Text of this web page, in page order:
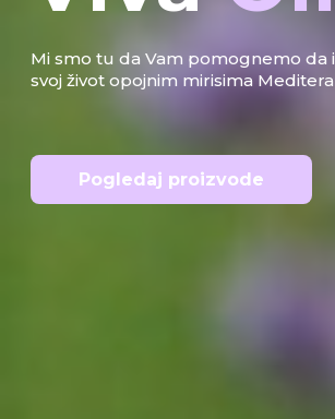
Mi smo tu da Vam pomognemo da
svoj život opojnim mirisima
Pogledaj proizvode